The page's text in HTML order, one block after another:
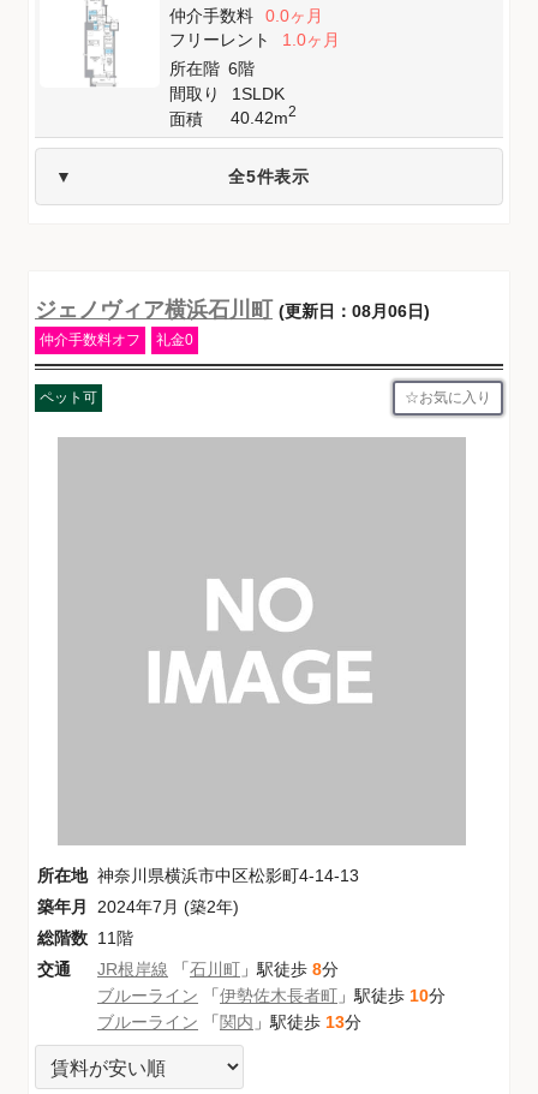
仲介手数料
0.0ヶ月
フリーレント
1.0ヶ月
所在階 6階
間取り
1SLDK
面積
40.42m2
全5件表示
ジェノヴィア横浜石川町 (更新日：08月06日)
仲介手数料オフ 礼金0
ペット可 お気に入り
所在地 神奈川県横浜市中区松影町4-14-13
築年月
2024年7月 (築2年)
総階数 11階
交通
JR根岸線 「石川町 」駅徒歩 8分
ブルーライン 「伊勢佐木長者町 」駅徒歩 10分
ブルーライン 「関内 」駅徒歩 13分